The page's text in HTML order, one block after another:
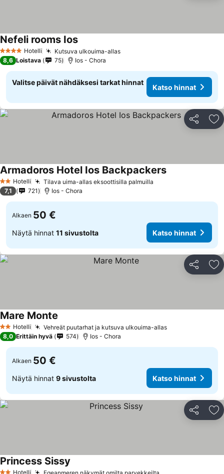
4 Tähtiluokitus
Hotelli Kutsuva ulkouima-allas
Nefeli rooms Ios
8,6 Loistava 75 Ios - Chora
Valitse päivät nähdäksesi tarkat hinnat
Katso hinnat
Jaa
2 Tähtiluokitus
Hotelli Tilava uima-allas eksoottisilla palmuilla
Armadoros Hotel Ios Backpackers
7,1 721 Ios - Chora
Alkaen 50 €
Näytä hinnat 11 sivustolta Katso hinnat
Jaa
2 Tähtiluokitus
Hotelli Vehreät puutarhat ja kutsuva ulkouima-allas
Mare Monte
8,0 Erittäin hyvä 574 Ios - Chora
Alkaen 50 €
Näytä hinnat 9 sivustolta Katso hinnat
Jaa
Hotelli Egeanmeren näkymät omilta parvekkeilta
Princess Sissy